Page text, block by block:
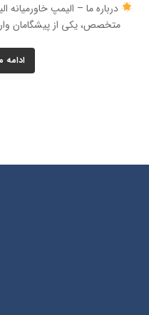
درباره ما – الیمپ
متخصص، یکی از پیشگامان